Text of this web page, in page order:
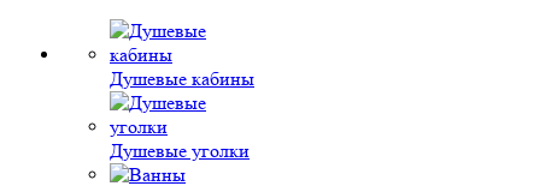
Душевые кабины
Душевые уголки